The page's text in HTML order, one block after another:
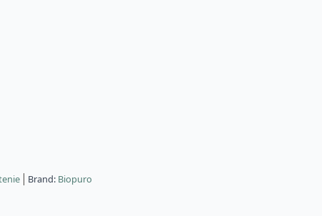
Brand: Biopuro